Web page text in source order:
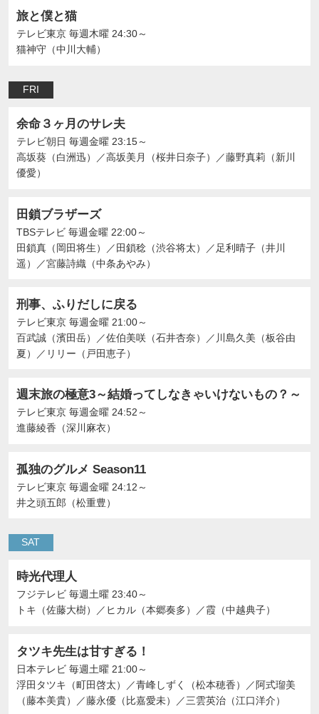
旅と僕と猫
テレビ東京 毎週木曜 24:30～
猫神守（中川大輔）
FRI
余命３ヶ月のサレ夫
テレビ朝日 毎週金曜 23:15～
高坂葵（白洲迅）
／高坂美月（桜井日奈子） ／藤野真莉（新川
優愛）
田鎖ブラザーズ
TBSテレビ 毎週金曜 22:00～
田鎖真（岡田将生）
／田鎖稔（渋谷将太） ／ 足利晴子（井川
遥）
／宮藤詩織（中条あやみ）
刑事、ふりだしに戻る
テレビ東京 毎週金曜 21:00～
百武誠（濱田岳）
／佐伯美咲（石井杏奈） ／ 川島久美（板谷由
夏）
／ リリー（戸田恵子）
週末旅の極意3～結婚ってしなきゃいけないもの？～
テレビ東京 毎週金曜 24:52～
進藤綾香（深川麻衣）
孤独のグルメ Season11
テレビ東京 毎週金曜 24:12～
井之頭五郎（松重豊）
SAT
時光代理人
フジテレビ 毎週土曜 23:40～
トキ（佐藤大樹）
／ ヒカル（本郷奏多） ／霞（中越典子）
タツキ先生は甘すぎる！
日本テレビ 毎週土曜 21:00～
浮田タツキ（町田啓太）
／青峰しずく（松本穂香） ／ 阿式瑠美
（藤本美貴）
／藤永優（比嘉愛未） ／三雲英治（江口洋介）